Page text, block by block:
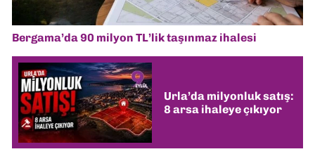
Bergama’da 90 milyon TL’lik taşınmaz ihalesi
Urla’da milyonluk satış:
8 arsa ihaleye çıkıyor